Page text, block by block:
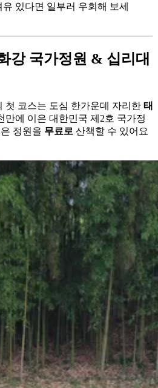
있다면 일부러 우회해 보세
강 국가정원 & 십리대
첫 코스는 도심 한가운데 자리한 태
만에 이은 대한민국 제2호 국가정
정원을 무료로 산책할 수 있어요